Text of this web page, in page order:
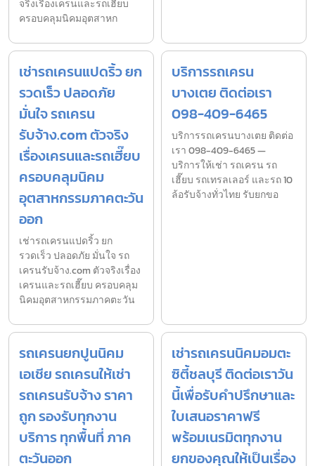
จริงเรื่องเครนและรถเฮี๊ยบ
ครอบคลุมนิคมอุตสาหก
เช่ารถเครนแปดริ้ว ยก
รวดเร็ว ปลอดภัย
มั่นใจ รถเครน
รับจ้าง.com ตัวจริง
เรื่องเครนและรถเฮี๊ยบ
ครอบคลุมนิคม
อุตสาหกรรมภาคตะวัน
ออก
เช่ารถเครนแปดริ้ว ยก
รวดเร็ว ปลอดภัย มั่นใจ รถ
เครนรับจ้าง.com ตัวจริงเรื่อง
เครนและรถเฮี๊ยบ ครอบคลุม
นิคมอุตสาหกรรมภาคตะวัน
บริการรถเครน
บางเตย ติดต่อเรา
098-409-6465
บริการรถเครนบางเตย ติดต่อ
เรา 098-409-6465 —
บริการให้เช่า รถเครน รถ
เฮี๊ยบ รถเทรลเลอร์ และรถ 10
ล้อรับจ้างทั่วไทย รับยกขอ
รถเครนยกปูนนิคม
เอเชีย รถเครนให้เช่า
รถเครนรับจ้าง ราคา
ถูก รองรับทุกงาน
บริการ ทุกพื้นที่ ภาค
ตะวันออก
เช่ารถเครนนิคมอมตะ
ซิตี้ชลบุรี ติดต่อเราวัน
นี้เพื่อรับคำปรึกษาและ
ใบเสนอราคาฟรี
พร้อมเนรมิตทุกงาน
ยกของคุณให้เป็นเรื่อง